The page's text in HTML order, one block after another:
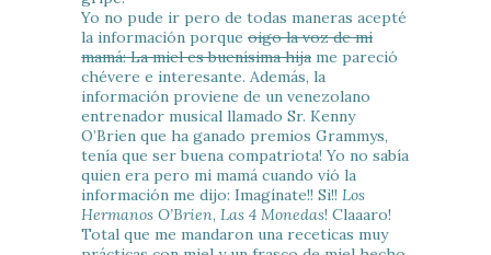
Yo no pude ir pero de todas maneras acepté
la información porque oigo la voz de mi
mamá: La miel es buenísima hija me pareció
chévere e interesante. Además, la
información proviene de un venezolano
entrenador musical llamado Sr. Kenny
O’Brien que ha ganado premios Grammys,
tenía que ser buena compatriota! Yo no sabía
quien era pero mi mamá cuando vió la
información me dijo: Imagínate!! Si!! Los
Hermanos O’Brien, Las 4 Monedas! Claaaro!
Total que me mandaron una receticas muy